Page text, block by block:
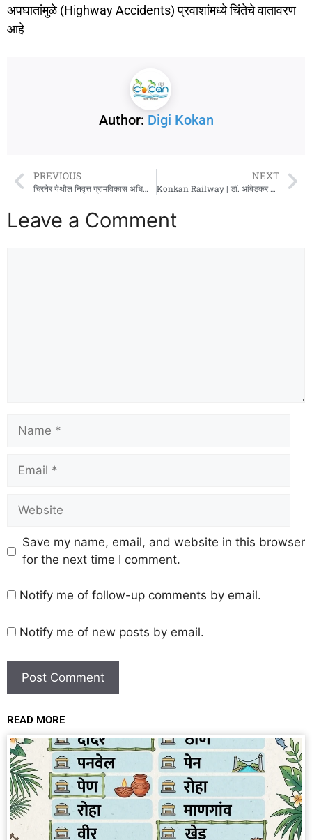
अपघातांमुळे (Highway Accidents) प्रवाशांमध्ये चिंतेचे वातावरण
आहे
Author: Digi Kokan
PREVIOUS
चिरनेर येथील निवृत्त ग्रामविकास अधिकारी कृष्णा केणी यांचे निधन
NEXT
Konkan Railway | डॉ. आंबेडकर नगर-ठोकूर विशेष ट्रेन धावणार!
Leave a Comment
Save my name, email, and website in this browser
for the next time I comment.
Notify me of follow-up comments by email.
Notify me of new posts by email.
READ MORE